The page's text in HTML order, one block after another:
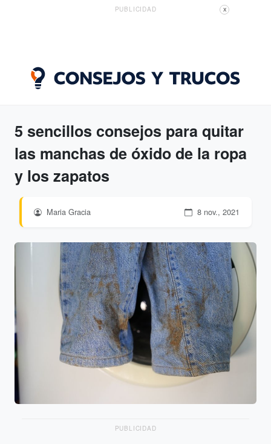
PUBLICIDAD X
5 sencillos consejos para quitar
las manchas de óxido de la ropa
y los zapatos
Maria Gracia 8 nov., 2021
PUBLICIDAD